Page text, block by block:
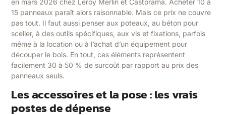
15 panneaux paraît alors raisonnable. Mais ce prix ne couvre
pas tout. Il faut aussi penser aux poteaux, au béton pour
sceller, à des outils spécifiques, aux vis et fixations, parfois
même à la location ou à l’achat d’un équipement pour
découper le bois. En tout, ces éléments représentent
facilement 30 à 50 % de surcoût par rapport au prix des
panneaux seuls.
Les accessoires et la pose : les vrais
postes de dépense